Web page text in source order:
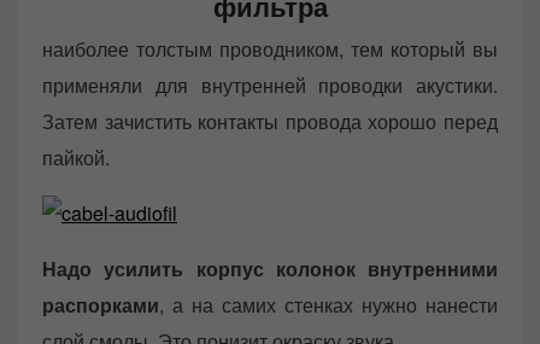
наиболее толстым проводником, тем который вы
применяли для внутренней проводки акустики.
Затем зачистить контакты провода хорошо перед
пайкой.
Надо усилить корпус колонок внутренними
распорками, а на самих стенках нужно нанести